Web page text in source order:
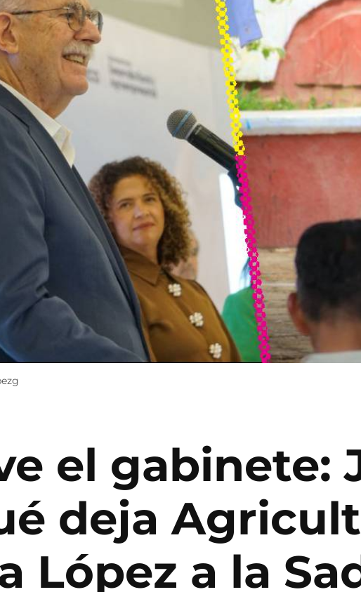
el gabinete:
deja
López a la